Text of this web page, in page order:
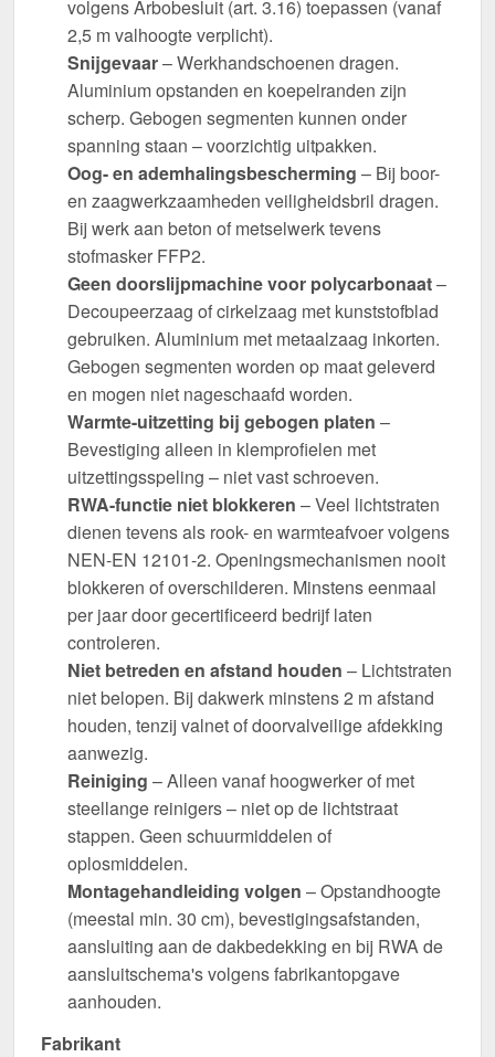
volgens Arbobesluit (art. 3.16) toepassen (vanaf
2,5 m valhoogte verplicht).
Snijgevaar– Werkhandschoenen dragen.
Aluminium opstanden en koepelranden zijn
scherp. Gebogen segmenten kunnen onder
spanning staan – voorzichtig uitpakken.
Oog- en ademhalingsbescherming – Bij boor-
en zaagwerkzaamheden veiligheidsbril dragen.
Bij werk aan beton of metselwerk tevens
stofmasker FFP2.
Geen doorslijpmachine voor polycarbonaat–
Decoupeerzaag of cirkelzaag met kunststofblad
gebruiken. Aluminium met metaalzaag inkorten.
Gebogen segmenten worden op maat geleverd
en mogen niet nageschaafd worden.
Warmte-uitzetting bij gebogen platen –
Bevestiging alleen in klemprofielen met
uitzettingsspeling – niet vast schroeven.
RWA-functie niet blokkeren – Veel lichtstraten
dienen tevens als rook- en warmteafvoer volgens
NEN-EN 12101-2. Openingsmechanismen nooit
blokkeren of overschilderen. Minstens eenmaal
per jaar door gecertificeerd bedrijf laten
controleren.
Niet betreden en afstand houden – Lichtstraten
niet belopen. Bij dakwerk minstens 2 m afstand
houden, tenzij valnet of doorvalveilige afdekking
aanwezig.
Reiniging – Alleen vanaf hoogwerker of met
steellange reinigers – niet op de lichtstraat
stappen. Geen schuurmiddelen of
oplosmiddelen.
Montagehandleiding volgen – Opstandhoogte
(meestal min. 30 cm), bevestigingsafstanden,
aansluiting aan de dakbedekking en bij RWA de
aansluitschema's volgens fabrikantopgave
aanhouden.
Fabrikant